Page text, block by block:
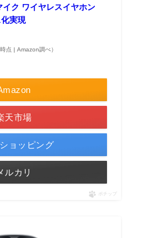
ク ワイヤレスイヤホン
実現
点 | Amazon調べ）
天市場
ョッピング
ルカリ
ポチップ